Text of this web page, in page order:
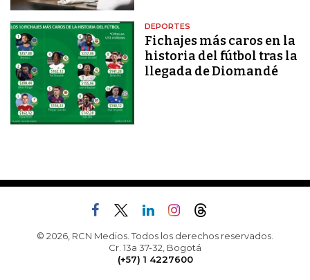
DEPORTES
Fichajes más caros en la
historia del fútbol tras la
llegada de Diomandé
© 2026, RCN Medios. Todos los derechos reservados.
Cr. 13a 37-32, Bogotá
(+57) 1 4227600